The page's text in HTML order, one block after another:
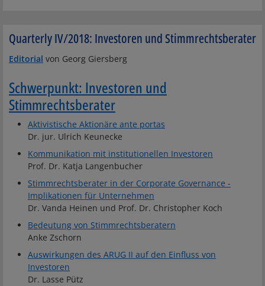
Quarterly IV/2018: Investoren und Stimmrechtsberater
Editorial von Georg Giersberg
Schwerpunkt: Investoren und
Stimmrechtsberater
Aktivistische Aktionäre ante portas
Dr. jur. Ulrich Keunecke
Kommunikation mit institutionellen Investoren
Prof. Dr. Katja Langenbucher
Stimmrechtsberater in der Corporate Governance -
Implikationen für Unternehmen
Dr. Vanda Heinen und Prof. Dr. Christopher Koch
Bedeutung von Stimmrechtsberatern
Anke Zschorn
Auswirkungen des ARUG II auf den Einfluss von
Investoren
Dr. Lasse Pütz